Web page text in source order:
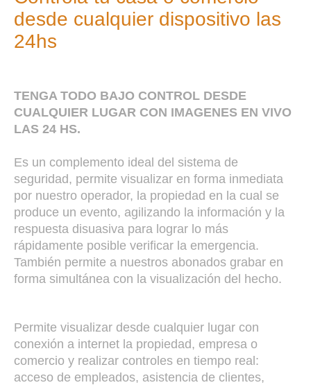
desde cualquier dispositivo las
24hs
TENGA TODO BAJO CONTROL DESDE
CUALQUIER LUGAR CON IMAGENES EN VIVO
LAS 24 HS.
Es un complemento ideal del sistema de
seguridad, permite visualizar en forma inmediata
por nuestro operador, la propiedad en la cual se
produce un evento, agilizando la información y la
respuesta disuasiva para lograr lo más
rápidamente posible verificar la emergencia.
También permite a nuestros abonados grabar en
forma simultánea con la visualización del hecho.
Permite visualizar desde cualquier lugar con
conexión a internet la propiedad, empresa o
comercio y realizar controles en tiempo real:
acceso de empleados, asistencia de clientes,